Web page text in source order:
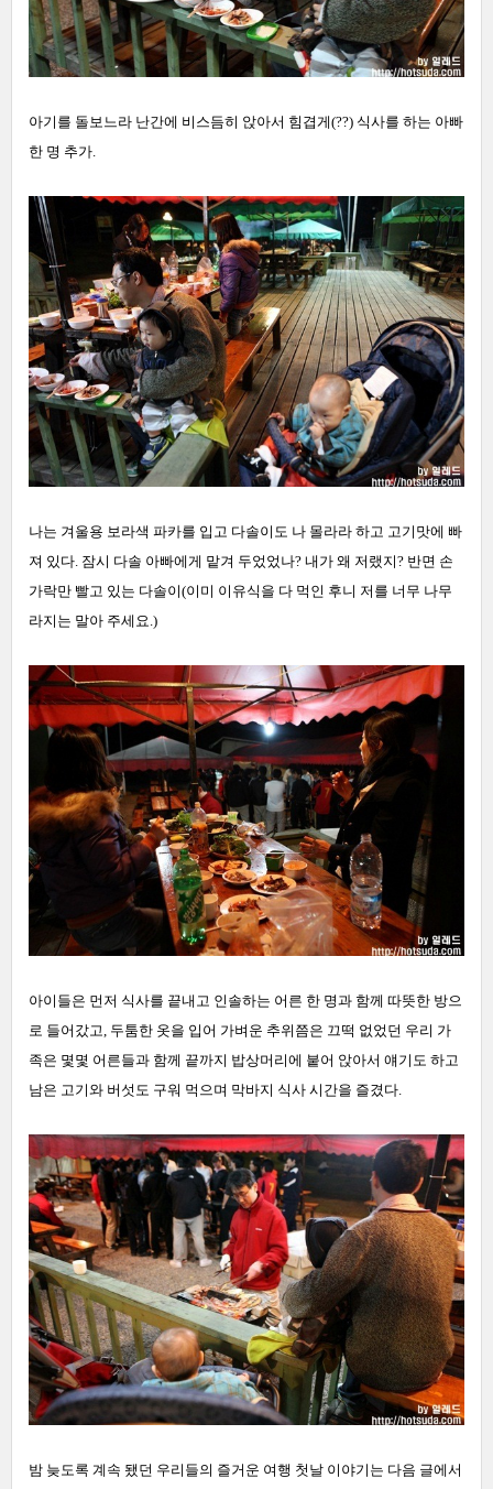
아기를 돌보느라 난간에 비스듬히 앉아서 힘겹게(??) 식사를 하는 아빠
한 명 추가.
나는 겨울용 보라색 파카를 입고 다솔이도 나 몰라라 하고 고기맛에 빠
져 있다. 잠시 다솔 아빠에게 맡겨 두었었나? 내가 왜 저랬지? 반면 손
가락만 빨고 있는 다솔이(이미 이유식을 다 먹인 후니 저를 너무 나무
라지는 말아 주세요.)
아이들은 먼저 식사를 끝내고 인솔하는 어른 한 명과 함께 따뜻한 방으
로 들어갔고, 두툼한 옷을 입어 가벼운 추위쯤은 끄떡 없었던 우리 가
족은 몇몇 어른들과 함께 끝까지 밥상머리에 붙어 앉아서 얘기도 하고
남은 고기와 버섯도 구워 먹으며 막바지 식사 시간을 즐겼다.
밤 늦도록 계속 됐던 우리들의 즐거운 여행 첫날 이야기는 다음 글에서